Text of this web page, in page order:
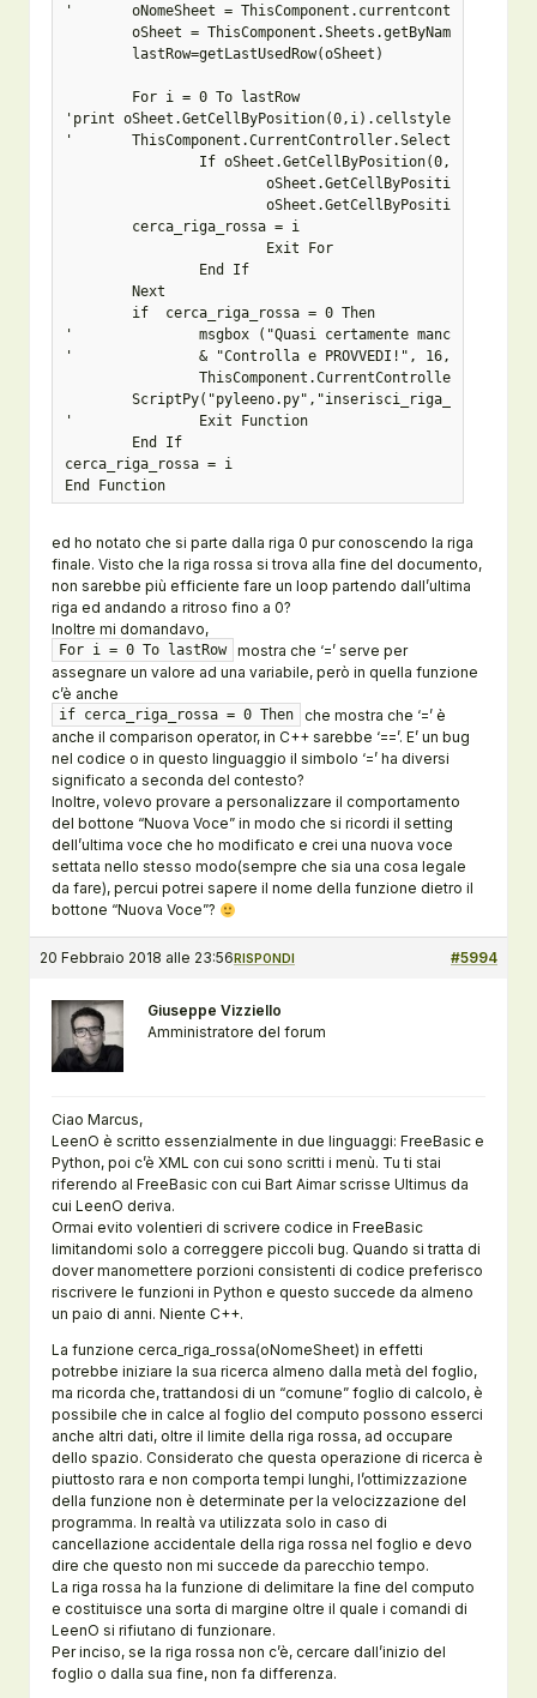
'	oNomeSheet = ThisComponent.currentcontroller.activesheet.Name
'print oSheet.GetCellByPosition(0,i).cellstyle
'	ThisComponent.CurrentController.Select(oSheet.getCellByPosition(0, i)
'		msgbox ("Quasi certamente manca la riga rossa di chiusura della tabella!"& CHR(10)_
'		& "Controlla e PROVVEDI!", 16, "ERRORE!")
'		Exit Function
cerca_riga_rossa = i
End Function
ed ho notato che si parte dalla riga 0 pur conoscendo la riga
finale. Visto che la riga rossa si trova alla fine del documento,
non sarebbe più efficiente fare un loop partendo dall’ultima
riga ed andando a ritroso fino a 0?
Inoltre mi domandavo,
For i = 0 To lastRow
mostra che ‘=’ serve per
assegnare un valore ad una variabile, però in quella funzione
c’è anche
if cerca_riga_rossa = 0 Then
che mostra che ‘=’ è
anche il comparison operator, in C++ sarebbe ‘==’. E’ un bug
nel codice o in questo linguaggio il simbolo ‘=’ ha diversi
significato a seconda del contesto?
Inoltre, volevo provare a personalizzare il comportamento
del bottone “Nuova Voce” in modo che si ricordi il setting
dell’ultima voce che ho modificato e crei una nuova voce
settata nello stesso modo(sempre che sia una cosa legale
da fare), percui potrei sapere il nome della funzione dietro il
bottone “Nuova Voce”?
20 Febbraio 2018 alle 23:56 #5994
RISPONDI
Giuseppe Vizziello
Amministratore del forum
Ciao Marcus,
LeenO è scritto essenzialmente in due linguaggi: FreeBasic e
Python, poi c’è XML con cui sono scritti i menù. Tu ti stai
riferendo al FreeBasic con cui Bart Aimar scrisse Ultimus da
cui LeenO deriva.
Ormai evito volentieri di scrivere codice in FreeBasic
limitandomi solo a correggere piccoli bug. Quando si tratta di
dover manomettere porzioni consistenti di codice preferisco
riscrivere le funzioni in Python e questo succede da almeno
un paio di anni. Niente C++.
La funzione cerca_riga_rossa(oNomeSheet) in effetti
potrebbe iniziare la sua ricerca almeno dalla metà del foglio,
ma ricorda che, trattandosi di un “comune” foglio di calcolo, è
possibile che in calce al foglio del computo possono esserci
anche altri dati, oltre il limite della riga rossa, ad occupare
dello spazio. Considerato che questa operazione di ricerca è
piuttosto rara e non comporta tempi lunghi, l’ottimizzazione
della funzione non è determinate per la velocizzazione del
programma. In realtà va utilizzata solo in caso di
cancellazione accidentale della riga rossa nel foglio e devo
dire che questo non mi succede da parecchio tempo.
La riga rossa ha la funzione di delimitare la fine del computo
e costituisce una sorta di margine oltre il quale i comandi di
LeenO si rifiutano di funzionare.
Per inciso, se la riga rossa non c’è, cercare dall’inizio del
foglio o dalla sua fine, non fa differenza.